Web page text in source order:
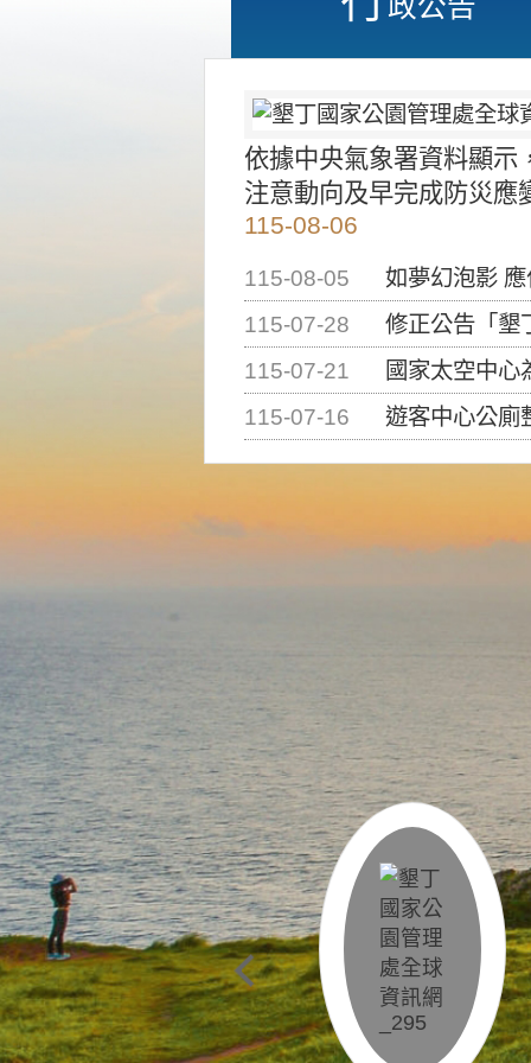
依據中央氣象署資料顯示
注意動向及早完成防災應
115-08-06
115-08-05
如夢幻泡影
115-07-28
修正公告「墾丁國家公
115-07-21
國家太空中心為辦理
115-07-16
遊客中心公廁